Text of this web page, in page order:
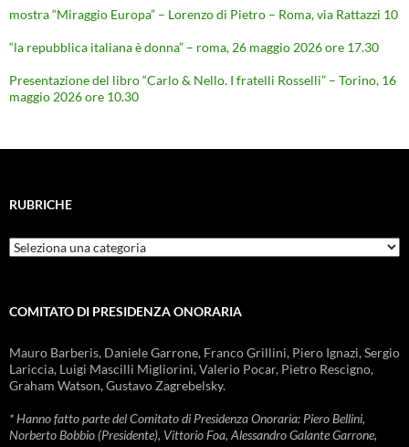
mostra “Miraggio Europa” – Lorenzo di Pietro – Roma, via Rattazzi 10
“la repubblica italiana è donna” – roma, 26 maggio 2026 ore 17.30
Presentazione del libro “Carlo & Nello. I fratelli Rosselli” – Torino, 16
maggio 2026 ore 10.30
RUBRICHE
Rubriche
COMITATO DI PRESIDENZA ONORARIA
Mauro Barberis, Daniele Garrone, Franco Grillini, Piero Ignazi, Sergio
Lariccia, Luigi Mascilli Migliorini, Valerio Pocar, Pietro Rescigno,
Graham Watson, Gustavo Zagrebelsky.
* Hanno fatto parte del Comitato di Presidenza Onoraria: Piero Bellini,
Norberto Bobbio (Presidente), Vittorio Foa, Alessandro Galante Garrone,